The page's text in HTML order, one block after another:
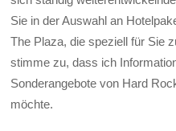
Sie in der Auswahl an
The Plaza, die speziell für Sie
stimme zu, dass ich
Sonderangebote von Hard
möchte.